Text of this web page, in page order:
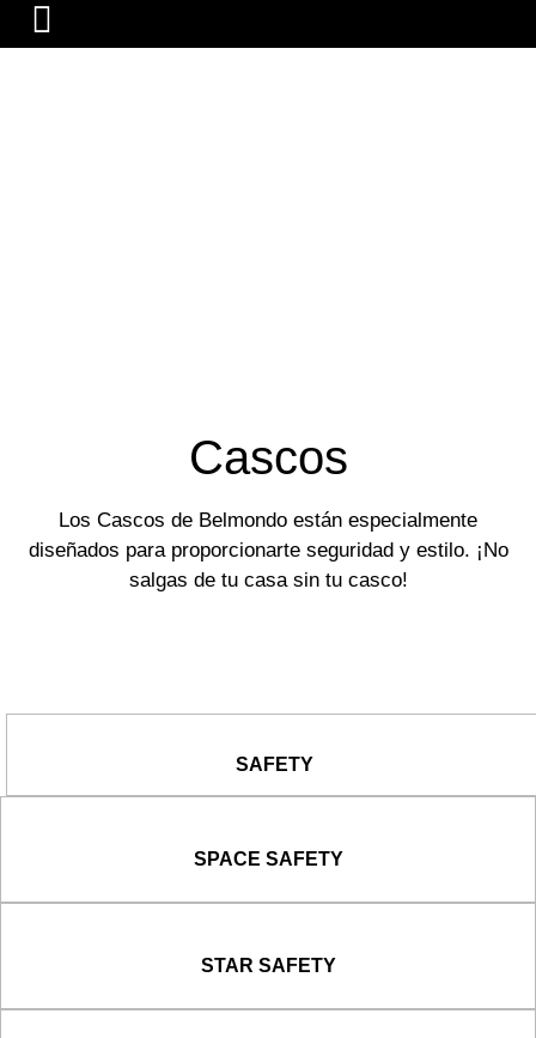
Cascos
Los Cascos de Belmondo están especialmente
diseñados para proporcionarte seguridad y estilo. ¡No
salgas de tu casa sin tu casco!
SAFETY
SPACE SAFETY
STAR SAFETY